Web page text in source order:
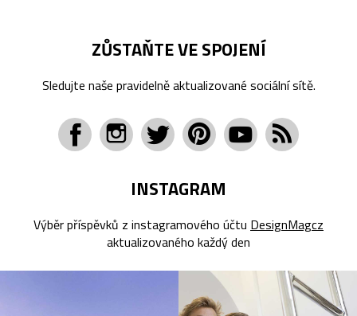
ZŮSTAŇTE VE SPOJENÍ
Sledujte naše pravidelně aktualizované sociální sítě.
INSTAGRAM
Výběr příspěvků z instagramového účtu DesignMagcz
aktualizovaného každý den